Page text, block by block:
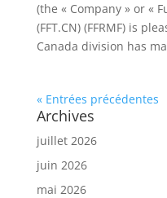
(the « Company » or «
(FFT.CN) (FFRMF) is
Canada division has
« Entrées précédentes
Archives
juillet 2026
juin 2026
mai 2026